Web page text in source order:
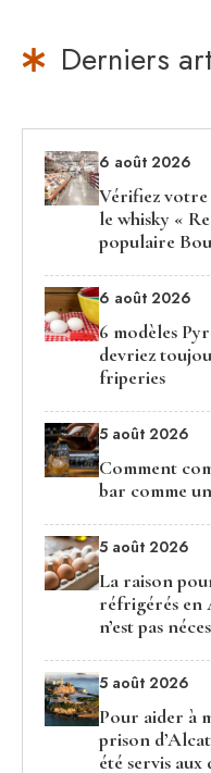
Derniers
6 août 2026
Vérifiez votre
le whisky «
populaire
6 août 2026
6 modèles
devriez
friperies
5 août 2026
Comment
bar comme
5 août 2026
La raison
réfrigérés en
n’est pas
5 août 2026
Pour aider à
prison
été servis aux